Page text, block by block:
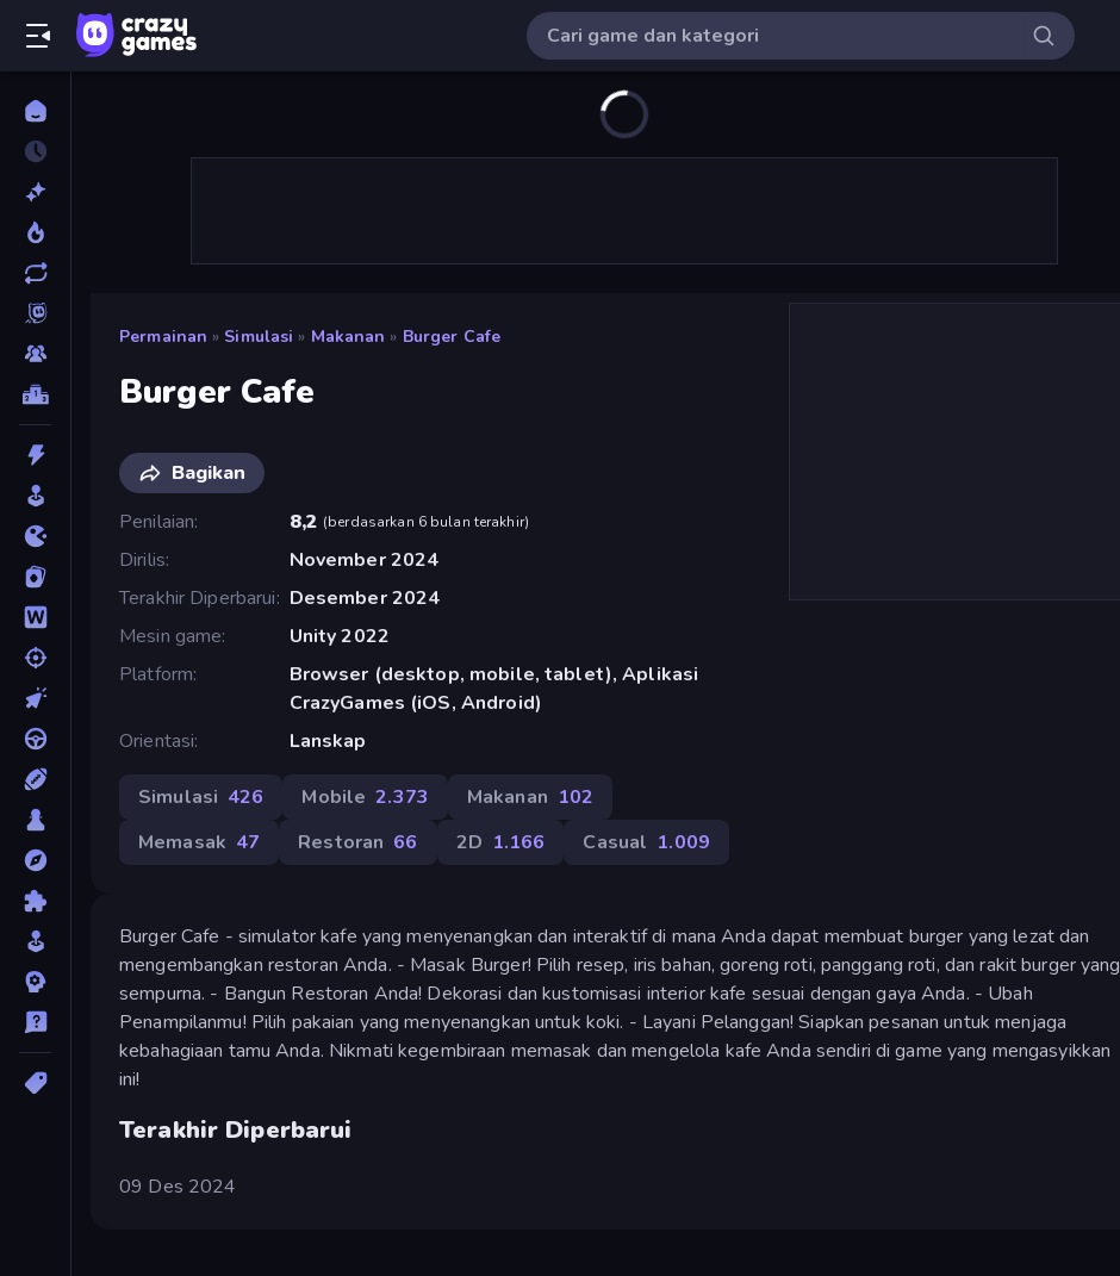
Permainan » Simulasi » Makanan » Burger Cafe
Burger Cafe
Bagikan
Penilaian
8,2 (berdasarkan 6 bulan terakhir)
Dirilis
November 2024
Terakhir Diperbarui
Desember 2024
Mesin game
Unity 2022
Platform
Browser (desktop, mobile, tablet), Aplikasi
CrazyGames (iOS, Android)
Orientasi
Lanskap
Simulasi 426 Mobile 2.373 Makanan 102
Memasak 47 Restoran 66 2D 1.166 Casual 1.009
Burger Cafe - simulator kafe yang menyenangkan dan interaktif di mana Anda dapat membuat burger yang lezat dan
mengembangkan restoran Anda. - Masak Burger! Pilih resep, iris bahan, goreng roti, panggang roti, dan rakit burger yang
sempurna. - Bangun Restoran Anda! Dekorasi dan kustomisasi interior kafe sesuai dengan gaya Anda. - Ubah
Penampilanmu! Pilih pakaian yang menyenangkan untuk koki. - Layani Pelanggan! Siapkan pesanan untuk menjaga
kebahagiaan tamu Anda. Nikmati kegembiraan memasak dan mengelola kafe Anda sendiri di game yang mengasyikkan
ini!
Terakhir Diperbarui
09 Des 2024